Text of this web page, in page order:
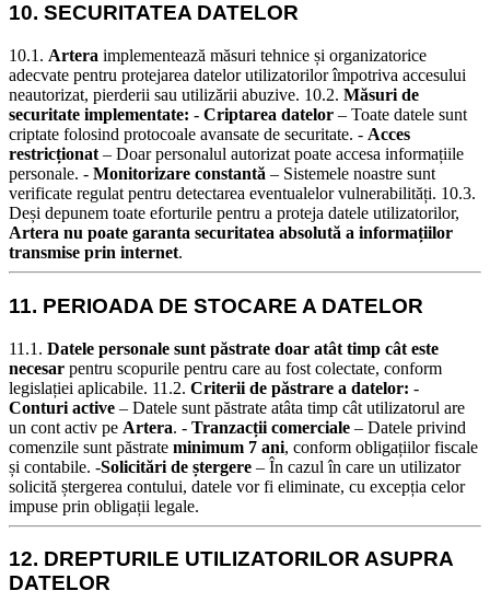
10. SECURITATEA DATELOR
10.1. Artera implementează măsuri tehnice și organizatorice
adecvate pentru protejarea datelor utilizatorilor împotriva accesului
neautorizat, pierderii sau utilizării abuzive. 10.2. Măsuri de
securitate implementate: - Criptarea datelor – Toate datele sunt
criptate folosind protocoale avansate de securitate. - Acces
restricționat – Doar personalul autorizat poate accesa informațiile
personale. - Monitorizare constantă – Sistemele noastre sunt
verificate regulat pentru detectarea eventualelor vulnerabilități. 10.3.
Deși depunem toate eforturile pentru a proteja datele utilizatorilor,
Artera nu poate garanta securitatea absolută a informațiilor
transmise prin internet.
11. PERIOADA DE STOCARE A DATELOR
11.1. Datele personale sunt păstrate doar atât timp cât este
necesar pentru scopurile pentru care au fost colectate, conform
legislației aplicabile. 11.2. Criterii de păstrare a datelor: -
Conturi active – Datele sunt păstrate atâta timp cât utilizatorul are
un cont activ pe Artera. - Tranzacții comerciale – Datele privind
comenzile sunt păstrate minimum 7 ani, conform obligațiilor fiscale
și contabile. -Solicitări de ștergere – În cazul în care un utilizator
solicită ștergerea contului, datele vor fi eliminate, cu excepția celor
impuse prin obligații legale.
12. DREPTURILE UTILIZATORILOR ASUPRA
DATELOR